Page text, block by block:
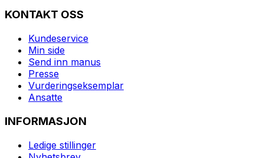
KONTAKT OSS
Kundeservice
Min side
Send inn manus
Presse
Vurderingseksemplar
Ansatte
INFORMASJON
Ledige stillinger